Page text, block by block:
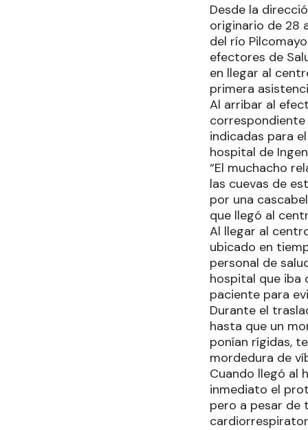
Desde la
originario de 28
del río
efectores de
en llegar al
primera
Al arribar al
indicadas para
hospital de
“El muchacho
las cuevas de
por una
que llegó al
Al llegar al
ubicado en
personal de
hospital que iba
paciente para
Durante el
hasta que un
ponían rígidas,
mordedura de
Cuando llegó al
inmediato el
pero a pesar de